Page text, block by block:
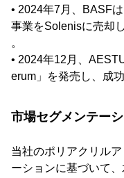
• 2024年7月、BASF
事業をSolenisに売却
。
• 2024年12月、
erum」を発売し、成
市場セグメンテー
当社のポリアクリル
ーションに基づいて